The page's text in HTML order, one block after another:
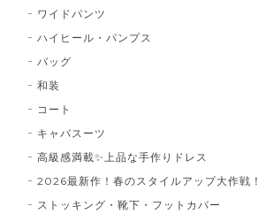
ワイドパンツ
ハイヒール・パンプス
バッグ
和装
コート
キャバスーツ
高級感満載✨上品な手作りドレス
2026最新作！春のスタイルアップ大作戦！
ストッキング・靴下・フットカバー